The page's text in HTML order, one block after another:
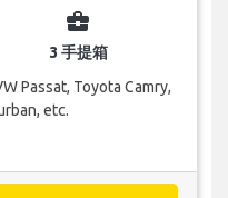
business_center
3 手提箱
Passat, Toyota Camry,
etc.